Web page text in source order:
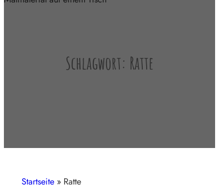
Schlagwort: Ratte
Startseite » Ratte